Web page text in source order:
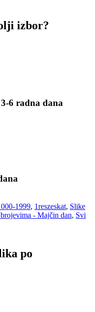
izbor?
6 radna dana
1999, 1reszeskat, Slike
- Majčin dan, Svi
po